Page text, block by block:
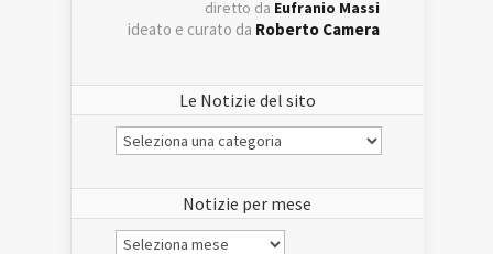
diretto da Eufranio Massi
ideato e curato da Roberto Camera
Le Notizie del sito
Le
Notizie
Notizie per mese
Notizie